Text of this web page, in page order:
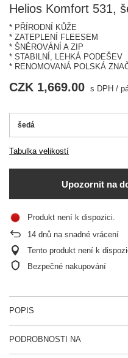
Helios Komfort 531,
* PŘÍRODNÍ KŮŽE
* ZATEPLENÍ FLEESEM
* ŠNĚROVÁNÍ A ZIP
* STABILNÍ, LEHKÁ PODEŠEV
* RENOMOVANÁ POLSKÁ
šedá
Tabulka velikostí
CZK 1,669.00 s DPH /
Upozornit na
Produkt není k dispozici
14 dnů na snadné vrácení
Tento produkt není k
Bezpečné nakupování
POPIS
PODROBNOSTI NA